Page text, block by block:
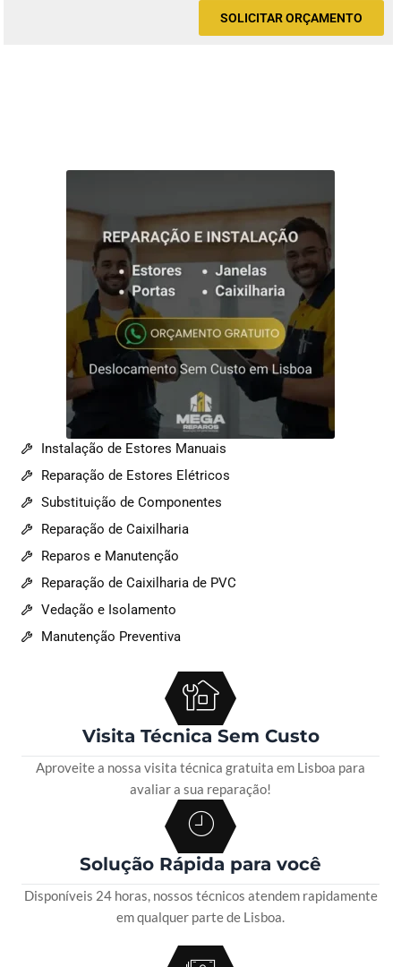
SOLICITAR ORÇAMENTO
Instalação de Estores Manuais
Reparação de Estores Elétricos
Substituição de Componentes
Reparação de Caixilharia
Reparos e Manutenção
Reparação de Caixilharia de PVC
Vedação e Isolamento
Manutenção Preventiva
Visita Técnica Sem Custo
Aproveite a nossa visita técnica gratuita em Lisboa para
avaliar a sua reparação!
Solução Rápida para você
Disponíveis 24 horas, nossos técnicos atendem rapidamente
em qualquer parte de Lisboa.